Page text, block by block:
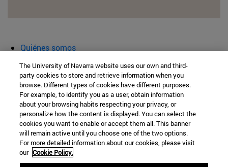
Quiénes somos
Aula abierta
Cátedra de Patrimonio y Arte Navarro
Facultad de Filosofía y Letras
Campus Universitario s/n
The University of Navarra website uses our own and third-
party cookies to store and retrieve information when you
browse. Different types of cookies have different purposes.
For example, to identify you as a user, obtain information
about your browsing habits respecting your privacy, or
personalize how the content is displayed. You can select the
cookies you want to enable or accept them all. This banner
will remain active until you choose one of the two options.
For more detailed information about our cookies, please visit
our Cookie Policy.